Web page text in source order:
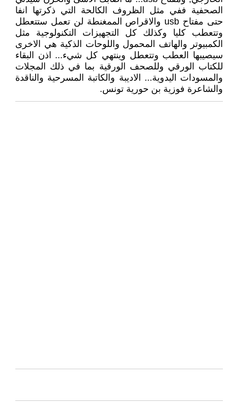
الصحفية ففي مثل الظروف الكالحة التي ذكرتها انفا
حتى مفتاح usb والاقراص الممغنطة لن تعمل ستتعطل
وتتعطب كليا وكذلك كل التجهيزات التكنولوجية مثل
الكمبيوتر والهاتف المحمول واللوحات الذكية هي الاخرى
سيصيبها العطب وتتعطل وينتهي كل شيء... اذن البقاء
للكتاب الورقي وللصحف الورقية بما في ذلك المجلات
والمسودات اليدوية... الاديبة والكاتبة المسرحية والناقدة
والشاعرة فوزية بن حورية تونس.